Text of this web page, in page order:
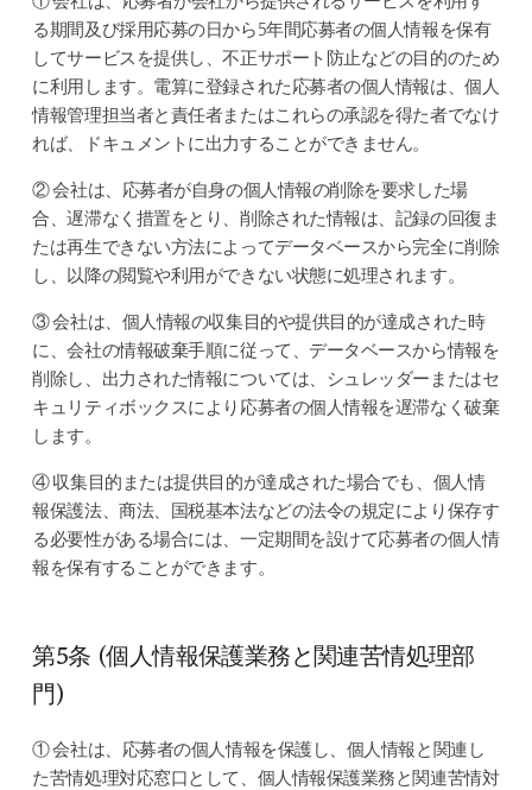
る期間及び採用応募の日から5年間応募者の個人情報を保有
してサービスを提供し、不正サポート防止などの目的のため
に利用します。電算に登録された応募者の個人情報は、個人
情報管理担当者と責任者またはこれらの承認を得た者でなけ
れば、ドキュメントに出力することができません。
② 会社は、応募者が自身の個人情報の削除を要求した場
合、遅滞なく措置をとり、削除された情報は、記録の回復ま
たは再生できない方法によってデータベースから完全に削除
し、以降の閲覧や利用ができない状態に処理されます。
③ 会社は、個人情報の収集目的や提供目的が達成された時
に、会社の情報破棄手順に従って、データベースから情報を
削除し、出力された情報については、シュレッダーまたはセ
キュリティボックスにより応募者の個人情報を遅滞なく破棄
します。
④ 収集目的または提供目的が達成された場合でも、個人情
報保護法、商法、国税基本法などの法令の規定により保存す
る必要性がある場合には、一定期間を設けて応募者の個人情
報を保有することができます。
第5条 (個人情報保護業務と関連苦情処理部
門)
① 会社は、応募者の個人情報を保護し、個人情報と関連し
た苦情処理対応窓口として、個人情報保護業務と関連苦情対